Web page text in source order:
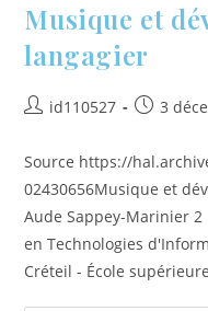
Musique et
langagier
id110527 3
Source https://
02430656Musique et
Aude Sappey-Marinier 2
en Technologies
Créteil - École